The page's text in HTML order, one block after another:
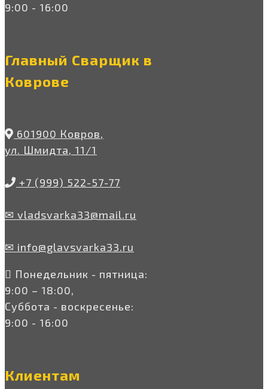
9:00 - 16:00
Главный Сварщик в
Коврове
601900 Ковров,
ул. Шмидта, 11/1
+7 (999) 522-57-77
✉ vladsvarka33@mail.ru
✉ info@glavsvarka33.ru
Понедельник - пятница:
9:00 – 18:00,
Суббота - воскресенье:
9:00 - 16:00
Клиентам